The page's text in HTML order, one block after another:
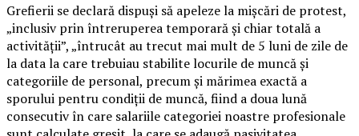
Grefierii se declară dispuşi să apeleze la mişcări de protest,
„inclusiv prin întreruperea temporară şi chiar totală a
activităţii”, „întrucât au trecut mai mult de 5 luni de zile de
la data la care trebuiau stabilite locurile de muncă şi
categoriile de personal, precum şi mărimea exactă a
sporului pentru condiţii de muncă, fiind a doua lună
consecutiv în care salariile categoriei noastre profesionale